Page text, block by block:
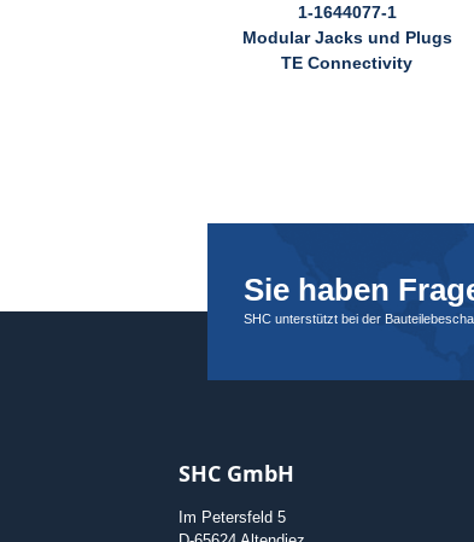
1-1644077-1
Modular Jacks und Plugs
TE Connectivity
Sie haben
SHC unterstützt bei der
SHC GmbH
Im Petersfeld 5